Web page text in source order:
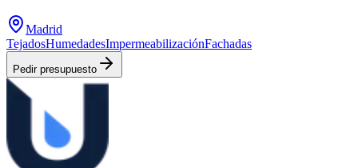
Madrid
TejadosHumedadesImpermeabilizaciónFachadas
Pedir presupuesto